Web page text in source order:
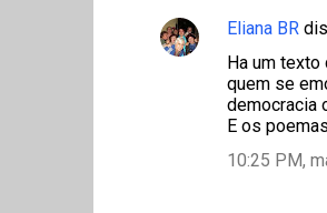
Eliana BR
Ha um texto
quem se
democracia
E os
10:25 PM,